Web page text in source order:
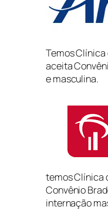
Temos
aceita
e masculina.
temos Clínica
Convênio
internação